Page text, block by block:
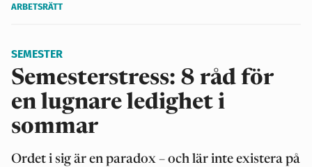
ARBETSRÄTT
SEMESTER
Semesterstress: 8 råd för
en lugnare ledighet i
sommar
Ordet i sig är en paradox – och lär inte existera på